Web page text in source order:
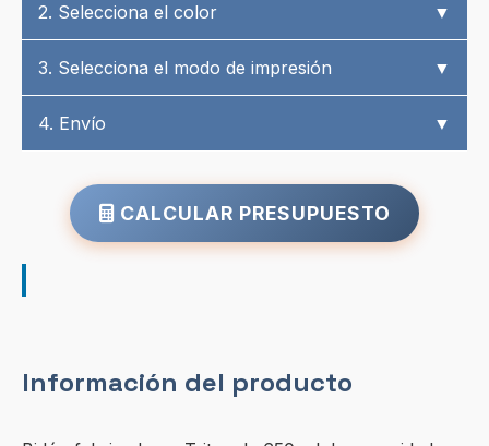
2. Selecciona el color ▼
3. Selecciona el modo de impresión ▼
4. Envío ▼
CALCULAR PRESUPUESTO
Información del producto